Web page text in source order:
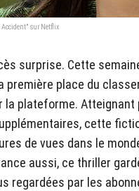
Accident" sur Netflix
surprise. Cette
première place du
la plateforme.
cette
de vues dans le
aussi, ce thriller
regardées par les